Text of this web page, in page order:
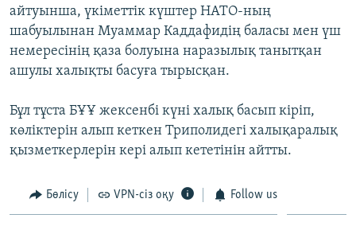
Русский
ЖАЗЫЛЫҢЫЗ
Басқа тілдерде
айтуынша, үкіметтік күштер НАТО-ның
шабуылынан Муаммар Каддафидің баласы мен үш
немересінің қаза болуына наразылық танытқан
ашулы халықты басуға тырысқан.
Бұл тұста БҰҰ жексенбі күні халық басып кіріп,
көліктерін алып кеткен Триполидегі халықаралық
қызметкерлерін кері алып кететінін айтты.
Бөлісу VPN-сіз оқу Follow us